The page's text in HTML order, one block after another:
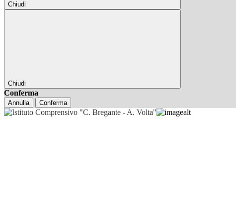
Chiudi
Chiudi
Conferma
Annulla Conferma